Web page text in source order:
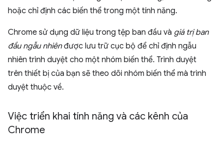
hoặc chỉ định các biến thể trong một tính năng.
Chrome sử dụng dữ liệu trong tệp ban đầu và giá trị ban
đầu ngẫu nhiênđược lưu trữ cục bộ để chỉ định ngẫu
nhiên trình duyệt cho một nhóm biến thể. Trình duyệt
trên thiết bị của bạn sẽ theo dõi nhóm biến thể mà trình
duyệt thuộc về.
Việc triển khai tính năng và các kênh của
Chrome